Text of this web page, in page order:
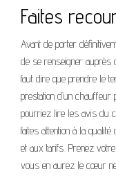
Faites
Avant de porter
de se renseigner auprès
faut dire que prendre le
prestation d’un
pourriez lire les avis du
faites attention à la
et aux tarifs. Prenez
vous en aurez le cœur